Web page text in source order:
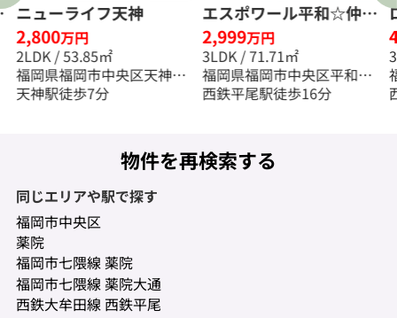
ニューライフ天神
2,800万円
2LDK / 53.85㎡
福岡県福岡市中央区天神４
丁目
天神駅徒歩7分
エスポワール平和☆仲介
手数料無料☆
2,999万円
3LDK / 71.71㎡
福岡県福岡市中央区平和３
丁目
西鉄平尾駅徒歩16分
物件を再検索する
同じエリアや駅で探す
福岡市中央区
薬院
福岡市七隈線 薬院
福岡市七隈線 薬院大通
西鉄大牟田線 西鉄平尾